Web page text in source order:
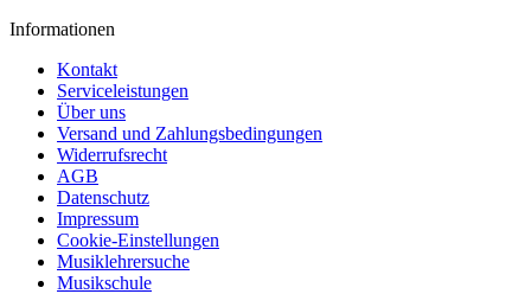
Informationen
Kontakt
Serviceleistungen
Über uns
Versand und Zahlungsbedingungen
Widerrufsrecht
AGB
Datenschutz
Impressum
Cookie-Einstellungen
Musiklehrersuche
Musikschule